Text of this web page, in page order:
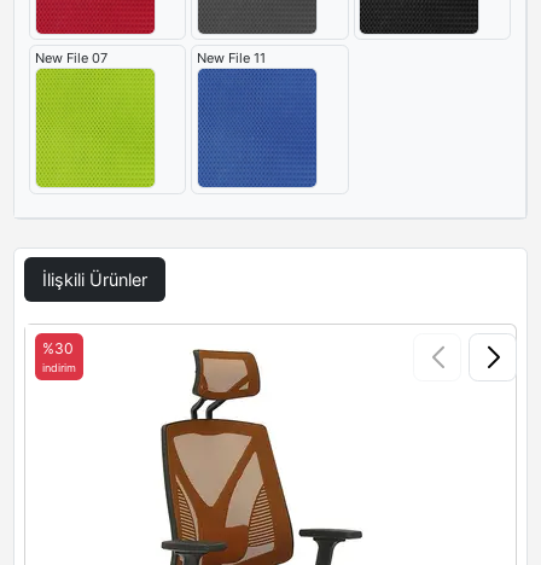
New File 07 New File 11
İlişkili Ürünler
%30
indirim